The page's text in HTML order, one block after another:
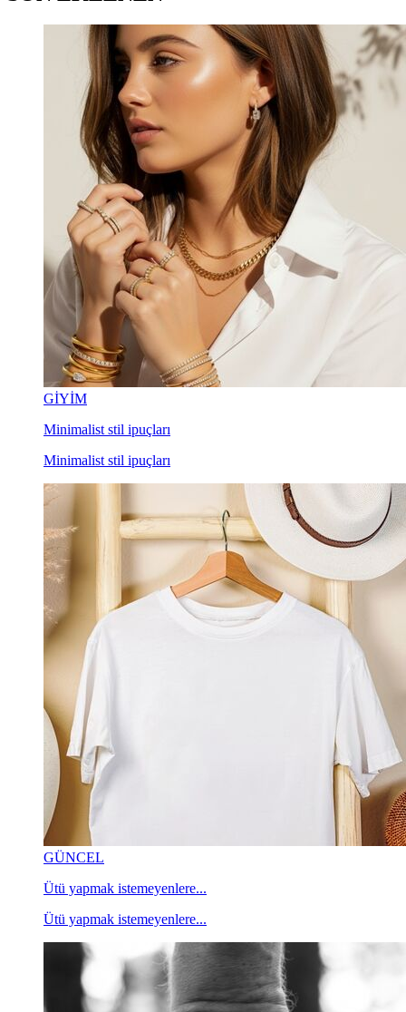
GİYİM
Minimalist stil ipuçları
Minimalist stil ipuçları
GÜNCEL
Ütü yapmak istemeyenlere...
Ütü yapmak istemeyenlere...